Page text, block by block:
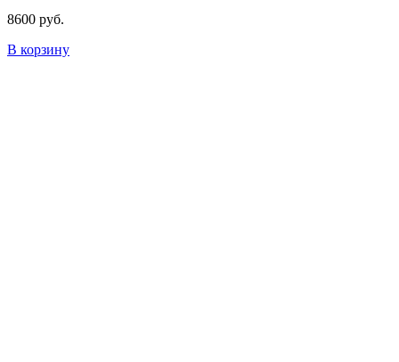
8600 руб.
В корзину